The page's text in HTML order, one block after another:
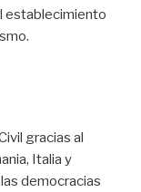
establecimiento
gracias al
Italia y
democracias